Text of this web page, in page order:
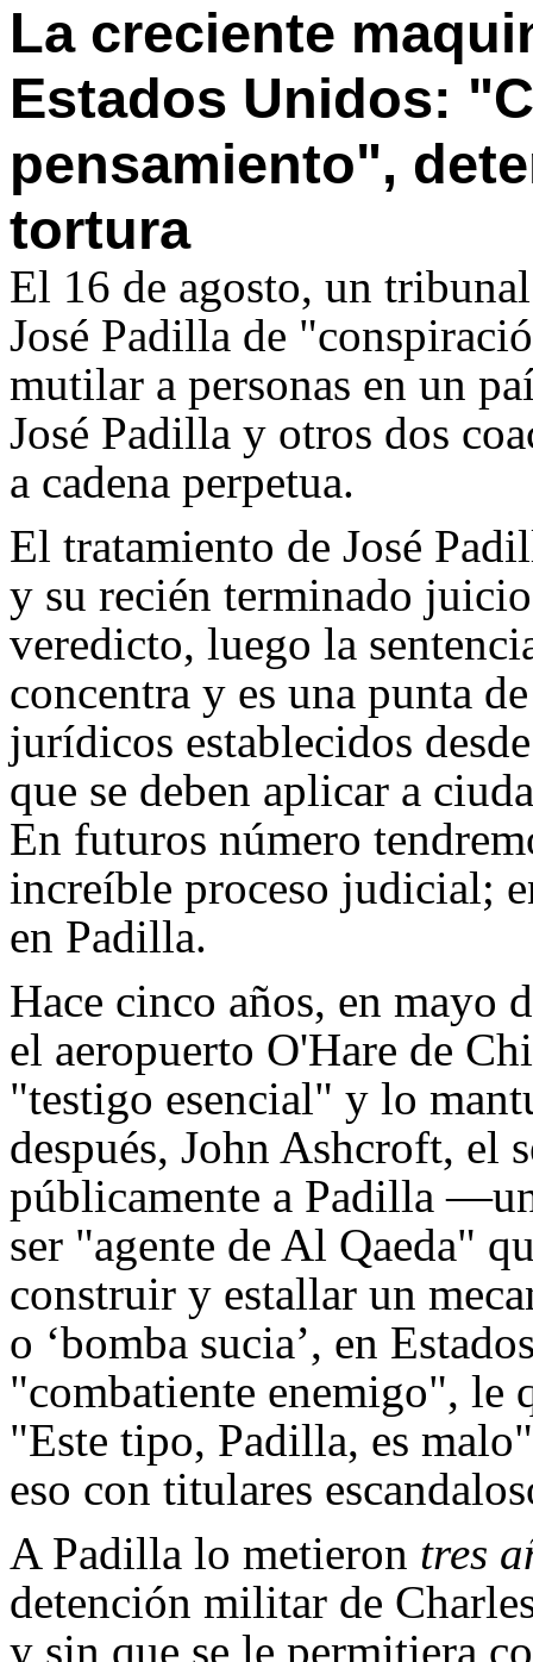
La creciente
Estados Unidos:
pensamiento",
tortura
El 16 de agosto, un
José Padilla de
mutilar a personas en un
José Padilla y otros dos
a cadena perpetua.
El tratamiento de José
y su recién terminado
veredicto, luego la
concentra y es una punta
jurídicos establecidos
que se deben aplicar a
En futuros número
increíble proceso judicial;
en Padilla.
Hace cinco años, en mayo
el aeropuerto O'Hare de
"testigo esencial" y lo
después, John Ashcroft, el
públicamente a Padilla
ser "agente de Al Qaeda"
construir y estallar un
o ‘bomba sucia’, en
"combatiente enemigo", le
"Este tipo, Padilla, es
eso con titulares
A Padilla lo metieron tres
detención militar de
y sin que se le permitiera